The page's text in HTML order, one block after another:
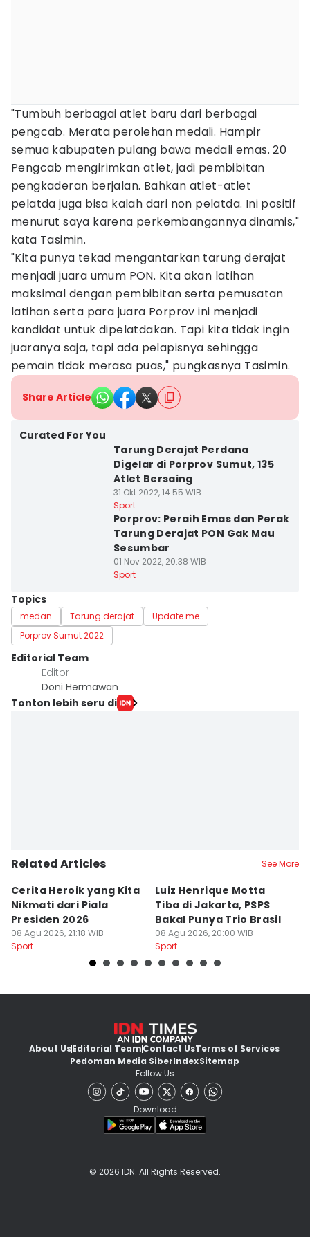
"Tumbuh berbagai atlet baru dari berbagai
pengcab. Merata perolehan medali. Hampir
semua kabupaten pulang bawa medali emas. 20
Pengcab mengirimkan atlet, jadi pembibitan
pengkaderan berjalan. Bahkan atlet-atlet
pelatda juga bisa kalah dari non pelatda. Ini positif
menurut saya karena perkembangannya dinamis,"
kata Tasimin.
"Kita punya tekad mengantarkan tarung derajat
menjadi juara umum PON. Kita akan latihan
maksimal dengan pembibitan serta pemusatan
latihan serta para juara Porprov ini menjadi
kandidat untuk dipelatdakan. Tapi kita tidak ingin
juaranya saja, tapi ada pelapisnya sehingga
pemain tidak merasa puas," pungkasnya Tasimin.
Share Article
Curated For You
Tarung Derajat Perdana
Digelar di Porprov Sumut, 135
Atlet Bersaing
31 Okt 2022, 14:55 WIB
Sport
Porprov: Peraih Emas dan Perak
Tarung Derajat PON Gak Mau
Sesumbar
01 Nov 2022, 20:38 WIB
Sport
Topics
medan Tarung derajat
Update me
Porprov Sumut 2022
Editorial Team
Editor
Doni Hermawan
Tonton lebih seru di
Related Articles See More
Cerita Heroik yang Kita
Nikmati dari Piala
Presiden 2026
08 Agu 2026, 21:18 WIB
Sport
Luiz Henrique Motta
Tiba di Jakarta, PSPS
Bakal Punya Trio Brasil
08 Agu 2026, 20:00 WIB
Sport
About UsEditorial TeamContact UsTerms of Services
Pedoman Media SiberIndexSitemap
Follow Us
Download
© 2026 IDN. All Rights Reserved.